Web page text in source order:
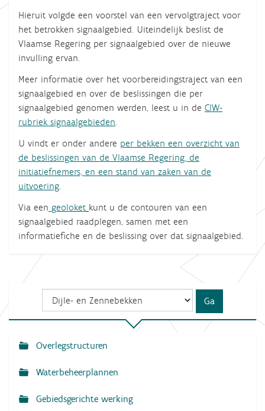
Hieruit volgde een voorstel van een vervolgtraject voor
het betrokken signaalgebied. Uiteindelijk beslist de
Vlaamse Regering per signaalgebied over de nieuwe
invulling ervan.
Meer informatie over het voorbereidingstraject van een
signaalgebied en over de beslissingen die per
signaalgebied genomen werden, leest u in de CIW-
rubriek signaalgebieden
U vindt er onder andere per bekken een overzicht van
de beslissingen van de Vlaamse Regering, de
initiatiefnemers, en een stand van zaken van de
uitvoering
Via een geoloket kunt u de contouren van een
signaalgebied raadplegen, samen met een
informatiefiche en de beslissing over dat signaalgebied.
N
a
i
Overlegstructuren
Waterbeheerplannen
Gebiedsgerichte werking